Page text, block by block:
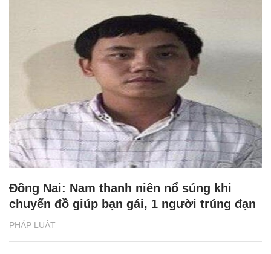
PHÁP LUẬT
Đồng Nai: Nam thanh niên nổ súng khi
chuyển đồ giúp bạn gái, 1 người trúng đạn